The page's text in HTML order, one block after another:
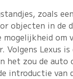
zoals
objecten in de
om
Volgens Lexus
het zou de auto
introductie van